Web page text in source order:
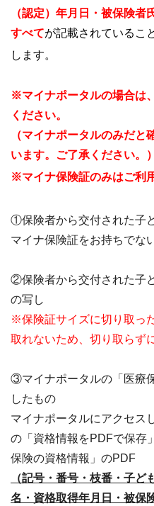
（認定）年月日・被保険
すべてが記載されているこ
します。
※マイナポータルの場合は
ください。
（マイナポータルのみだ
います。ご了承ください。）
※マイナ保険証のみはご利
①保険者から交付された子
マイナ保険証をお持ちでな
②保険者から交付された子
の写し
※保険証サイズに切り取っ
取れないため、切り取らず
③マイナポータルの「医療
したもの
マイナポータルにアクセス
の「資格情報をPDFで保存
保険の資格情報」のPDF
（記号・番号・枝番・子
名・資格取得年月日・被保